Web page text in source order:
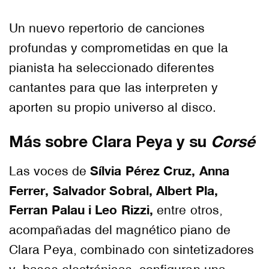
Un nuevo repertorio de canciones
profundas y comprometidas en que la
pianista ha seleccionado diferentes
cantantes para que las interpreten y
aporten su propio universo al disco.
Más sobre Clara Peya y su Corsé
Las voces deSílvia Pérez Cruz, Anna
Ferrer, Salvador Sobral, Albert Pla,
Ferran Palau i Leo Rizzi, entre otros,
acompañadas del magnético piano de
Clara Peya, combinado con sintetizadores